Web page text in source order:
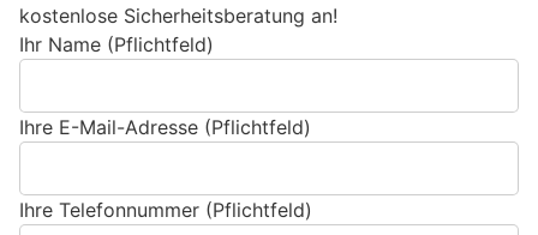
kostenlose Sicherheitsberatung an!
Ihr Name (Pflichtfeld)
Ihre E-Mail-Adresse (Pflichtfeld)
Ihre Telefonnummer (Pflichtfeld)